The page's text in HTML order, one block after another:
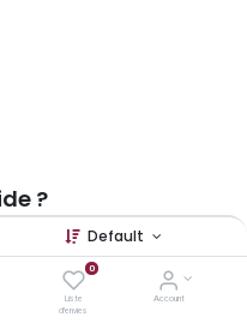
Default
0
Liste
d'envies
Account
?
À VOTRE SERVICE
nos équipes